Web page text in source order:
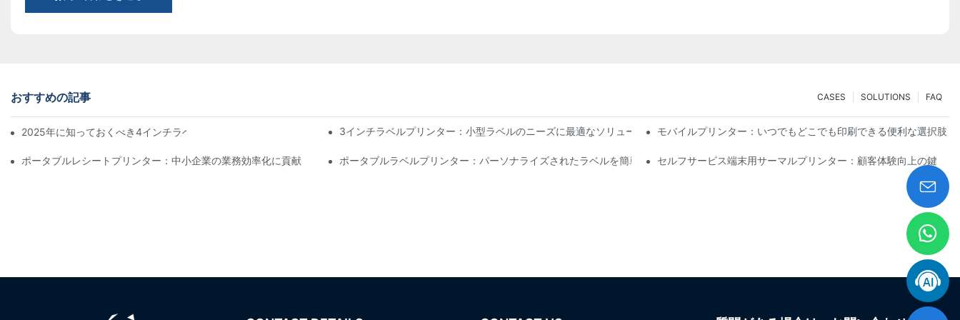
おすすめの記事 FAQ
SOLUTIONS
CASES
2025年に知っておくべき4インチラベルプリンター購入のヒントと推奨事項3インチラベルプリンター：小型ラベルのニーズに最適なソリューションモバイルプリンター：いつでもどこでも印刷できる便利な選択肢
ポータブルレシートプリンター：中小企業の業務効率化に貢献 ポータブルラベルプリンター：パーソナライズされたラベルを簡単に作成セルフサービス端末用サーマルプリンター：顧客体験向上の鍵